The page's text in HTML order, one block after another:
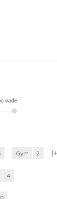
wide
Gym 2 [+
4